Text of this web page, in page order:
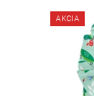
AKCIA